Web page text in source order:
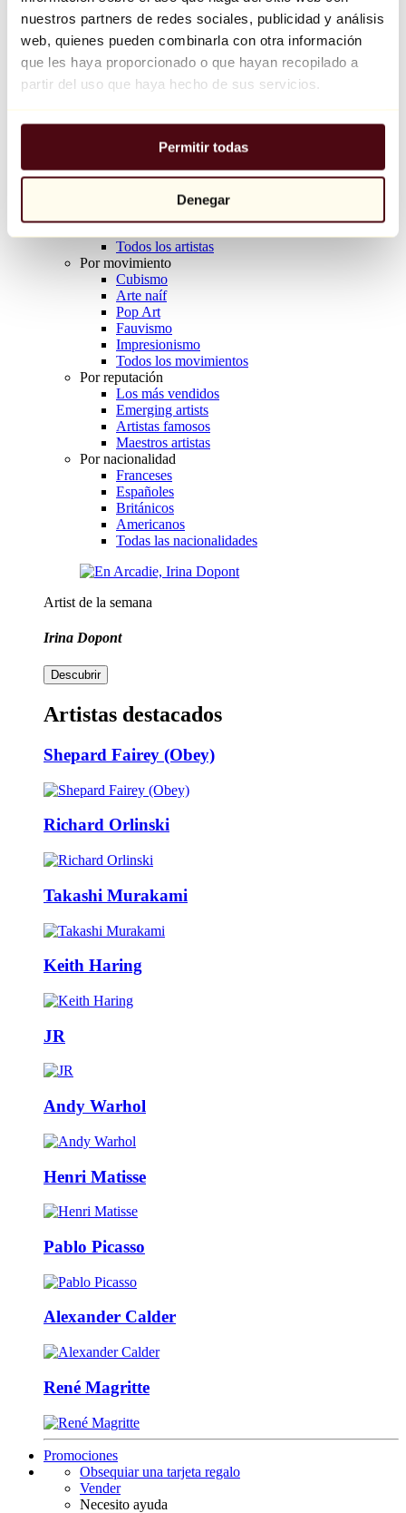
nuestros partners de redes sociales, publicidad y análisis
web, quienes pueden combinarla con otra información
que les haya proporcionado o que hayan recopilado a
partir del uso que haya hecho de sus servicios.
Permitir todas
Denegar
Balloon Dog (Orange)
Jeff Koons
10.000 €
Explorar
Todos los escultores
Todos los fotógrafos
Todos los artistas
Por movimiento
Cubismo
Arte naíf
Pop Art
Fauvismo
Impresionismo
Todos los movimientos
Por reputación
Los más vendidos
Emerging artists
Artistas famosos
Maestros artistas
Por nacionalidad
Franceses
Españoles
Británicos
Americanos
Todas las nacionalidades
Artist de la semana
Irina Dopont
Descubrir
Artistas destacados
Shepard Fairey (Obey)
Richard Orlinski
Takashi Murakami
Keith Haring
JR
Andy Warhol
Henri Matisse
Pablo Picasso
Alexander Calder
René Magritte
Promociones
Obsequiar una tarjeta regalo
Vender
Necesito ayuda